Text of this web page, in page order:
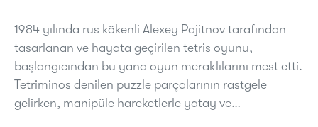
1984 yılında rus kökenli Alexey Pajitnov tarafından
tasarlanan ve hayata geçirilen tetris oyunu,
başlangıcından bu yana oyun meraklılarını mest etti.
Tetriminos denilen puzzle parçalarının rastgele
gelirken, manipüle hareketlerle yatay ve…